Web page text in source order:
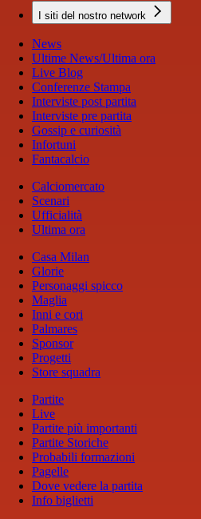
I siti del nostro network
News
Ultime News/Ultima ora
Live Blog
Conferenze Stampa
Interviste post partita
Interviste pre partita
Gossip e curiosità
Infortuni
Fantacalcio
Calciomercato
Scenari
Ufficialità
Ultima ora
Casa Milan
Glorie
Personaggi spicco
Maglia
Inni e cori
Palmares
Sponsor
Progetti
Store squadra
Partite
Live
Partite più importanti
Partite Storiche
Probabili formazioni
Pagelle
Dove vedere la partita
Info biglietti